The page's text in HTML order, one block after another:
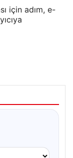
için adım, e-